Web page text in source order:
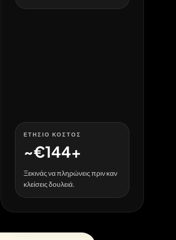
ΕΤΉΣΙΟ ΚΌΣΤΟΣ
~€144+
Ξεκινάς να πληρώνεις πριν καν
κλείσεις δουλειά.